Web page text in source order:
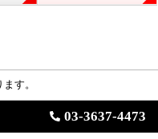
す。
03-3637-4473